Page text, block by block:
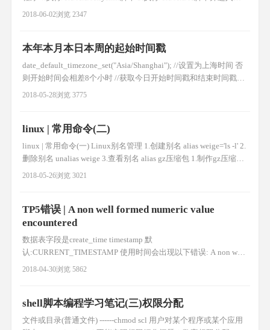
三级别 6.启动以s开头的标记文件 7.启动/etc/rc.d/rc.local 8.进入登
2018-06-02浏览 2347
本年本月本日本周的起始时间戳
date_default_timezone_set("Asia/Shanghai"); //设置为上海时间 否
则开始时间会相差8个小时 //获取今日开始时间戳和结束时间戳
$beginToday=mktime(0,0,0,date('m'),date('d'),date('Y'));
2018-05-28浏览 3775
linux | 常用命令(二)
linux | 常用命令(一) Linux别名管理 1.创建别名 alias weige='ls -l' 2.
删除别名 unalias weige 3.查看别名 alias gz压缩包 1.制作gz压缩包
tar czf file.tar.gz file1 file2 2.gz压缩包解压 tar xzf file.tar.gz 3.查看
2018-05-26浏览 3021
TP5错误 | A non well formed numeric value
encountered
数据表字段是create_time timestamp 默
认:CURRENT_TIMESTAMP 使用时间会出现以下错误: A non well
formed numeric value encountered 这是因为tp5框架会自动转换时
2018-04-30浏览 5862
shell脚本编程学习笔记(三)权限分配
文件或目录(普通文件) ------chmod scl 用户对某个程序或某个应用